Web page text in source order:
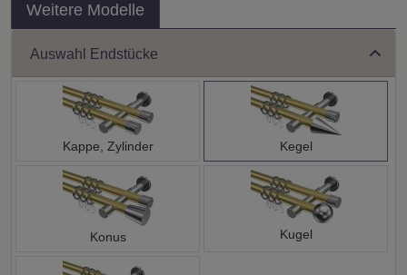
Weitere Modelle
Auswahl Endstücke
Kappe, Zylinder Kegel
Konus Kugel